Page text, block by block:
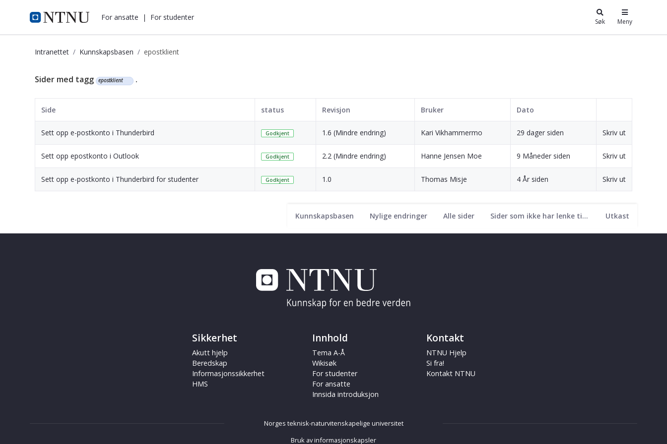
i.ntnu.no For ansatte | For studenter Søk Meny
Intranettet Kunnskapsbasen epostklient
Kunnskapsbasen
Kunnskapsbasen Nylige endringer Alle sider Sider som ikke har lenke til seg Utkast
Sider med tagg epostklient .
Side status Revisjon Bruker Dato
Sett opp e-postkonto i Thunderbird Godkjent 1.6 (Mindre endring) Kari Vikhammermo 29 dager siden Skriv ut
Sett opp epostkonto i Outlook Godkjent 2.2 (Mindre endring) Hanne Jensen Moe 9 Måneder siden Skriv ut
Sett opp e-postkonto i Thunderbird for studenter Godkjent 1.0 Thomas Misje 4 År siden Skriv ut
Sikkerhet
Akutt hjelp
Beredskap
Informasjonssikkerhet
HMS
Innhold
Tema A-Å
Wikisøk
For studenter
For ansatte
Innsida introduksjon
Kontakt
NTNU Hjelp
Si fra!
Kontakt NTNU
Norges teknisk-naturvitenskapelige universitet
Bruk av informasjonskapsler